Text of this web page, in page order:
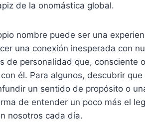
de la onomástica global.
nombre puede ser una
una conexión inesperada con
de personalidad que, consciente o
él. Para algunos, descubrir que
un sentido de propósito o
de entender un poco más el
nosotros cada día.